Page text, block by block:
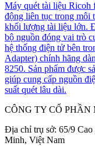
Máy quét tài liệu Ricoh
động liên tục trong môi
khối lượng tài liệu lớn.
bộ nguồn đóng vai trò
hệ thống điện tử bên
Adapter) chính hãng
8250. Sản phẩm được
giúp cung cấp nguồn
suất quét lâu dài.
CÔNG TY CỔ
Địa chỉ trụ sở: 65/9
Minh, Việt Nam